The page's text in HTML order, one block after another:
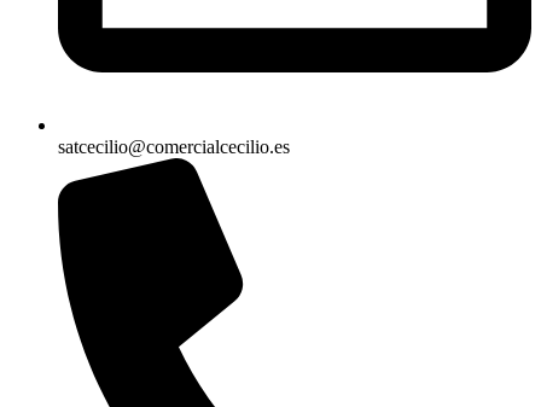
satcecilio@comercialcecilio.es